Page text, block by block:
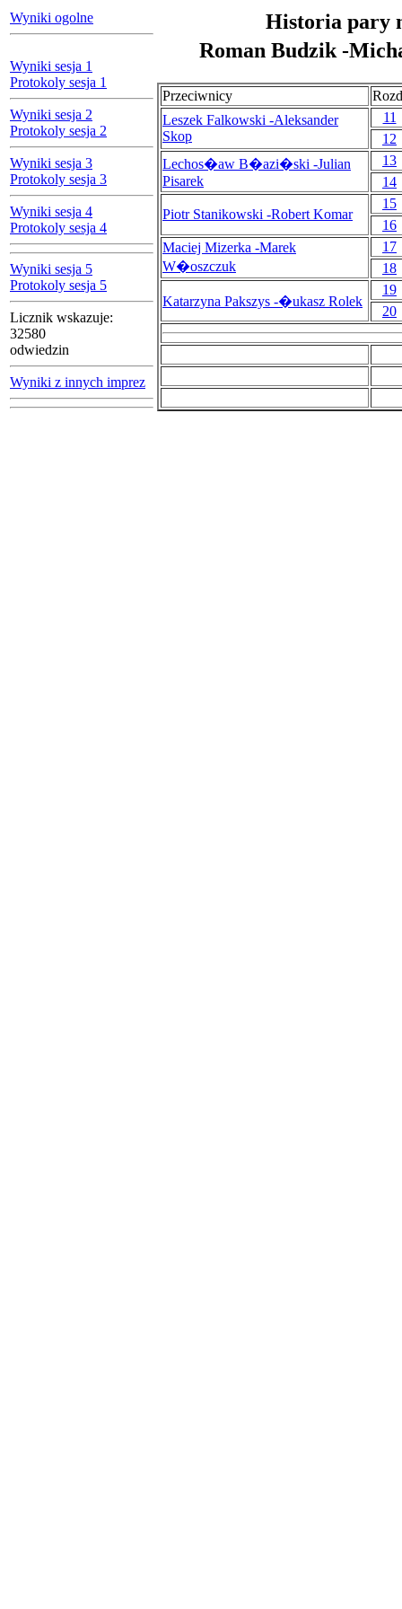
Wyniki ogolne
Wyniki sesja 1
Protokoly sesja 1
Wyniki sesja 2
Protokoly sesja 2
Wyniki sesja 3
Protokoly sesja 3
Wyniki sesja 4
Protokoly sesja 4
Wyniki sesja 5
Protokoly sesja 5
Licznik wskazuje:
32580
odwiedzin
Wyniki z innych imprez
Historia pary
Roman Budzik -
Przeciwnicy
Leszek Falkowski -Aleksander
Skop
11
12
Lechos�aw B�azi�ski -Julian
Pisarek
13
14
Piotr Stanikowski -Robert Komar
15
16
Maciej Mizerka -Marek
W�oszczuk
17
18
Katarzyna Pakszys -�ukasz Rolek
19
20